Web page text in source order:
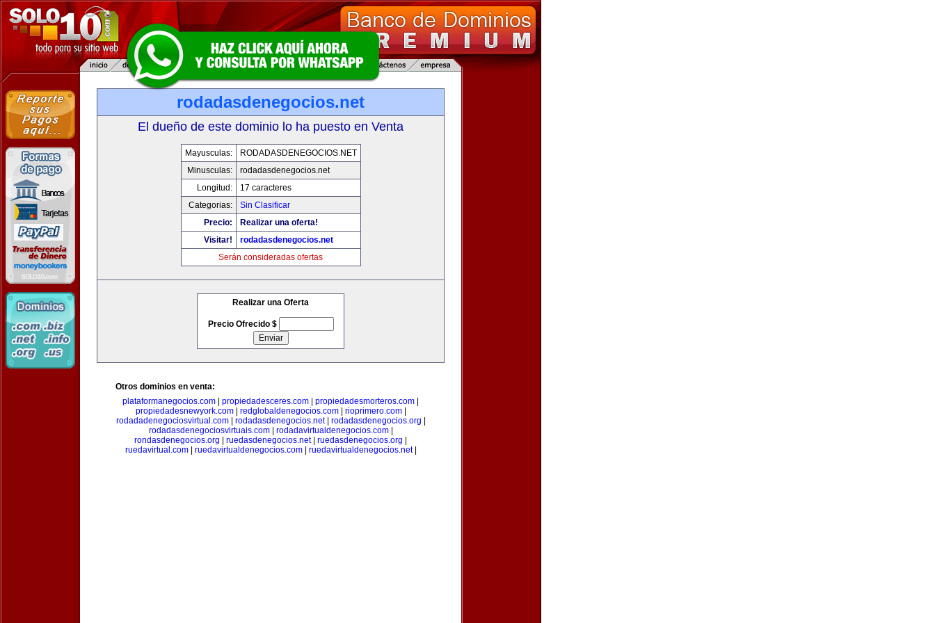
rodadasdenegocios.net
El dueño de este dominio lo ha puesto en Venta
Mayusculas:
RODADASDENEGOCIOS.NET
Minusculas:
rodadasdenegocios.net
Longitud:
17 caracteres
Categorias:
Sin Clasificar
Precio:
Realizar una oferta!
Visitar!
rodadasdenegocios.net
Serán consideradas ofertas
Realizar una Oferta
Precio Ofrecido $
Otros dominios en venta:
plataformanegocios.com
propiedadesceres.com propiedadesmorteros.com
propiedadesnewyork.com| redglobaldenegocios.com| rioprimero.com|
rodadadenegociosvirtual.com| rodadasdenegocios.net| rodadasdenegocios.org
rodadasdenegociosvirtuais.com| rodadavirtualdenegocios.com|
rondasdenegocios.org
ruedasdenegocios.net| ruedasdenegocios.org
ruedavirtual.com| ruedavirtualdenegocios.com| ruedavirtualdenegocios.net|